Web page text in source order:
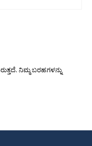
ನಿಮ್ಮ ಬರಹಗಳನ್ನು